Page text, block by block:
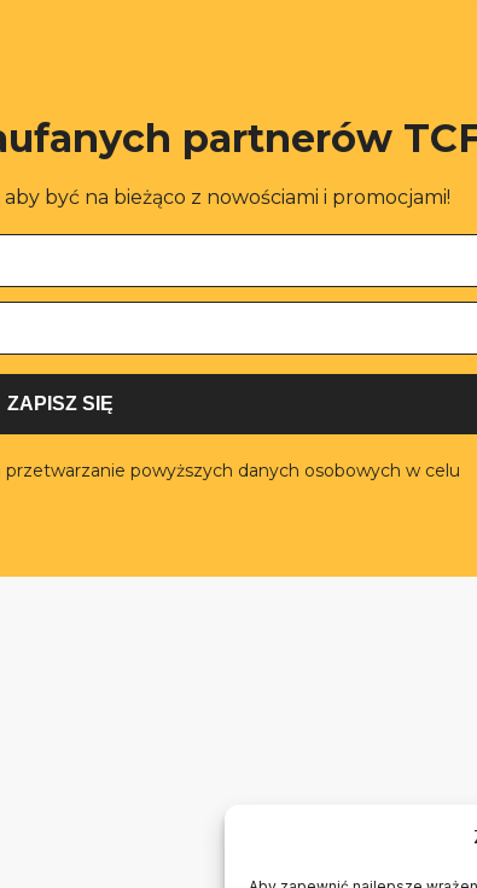
partnerów
być na bieżąco z nowościami i promocjami!
ZAPISZ SIĘ
powyższych danych osobowych w celu